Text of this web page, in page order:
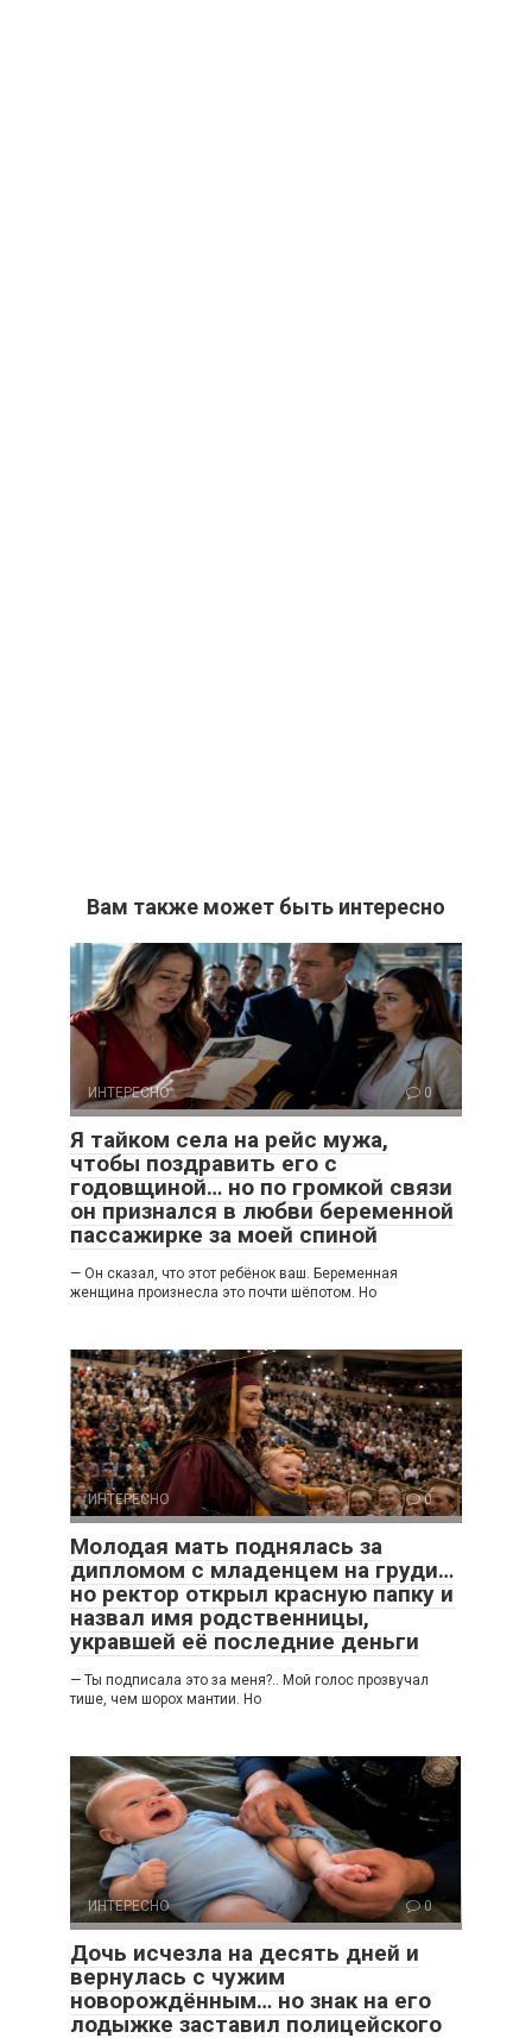
Вам также может быть интересно
ИНТЕРЕСНО 0
Я тайком села на рейс мужа,
чтобы поздравить его с
годовщиной… но по громкой связи
он признался в любви беременной
пассажирке за моей спиной
— Он сказал, что этот ребёнок ваш. Беременная
женщина произнесла это почти шёпотом. Но
ИНТЕРЕСНО 0
Молодая мать поднялась за
дипломом с младенцем на груди…
но ректор открыл красную папку и
назвал имя родственницы,
укравшей её последние деньги
— Ты подписала это за меня?.. Мой голос прозвучал
тише, чем шорох мантии. Но
ИНТЕРЕСНО 0
Дочь исчезла на десять дней и
вернулась с чужим
новорождённым… но знак на его
лодыжке заставил полицейского